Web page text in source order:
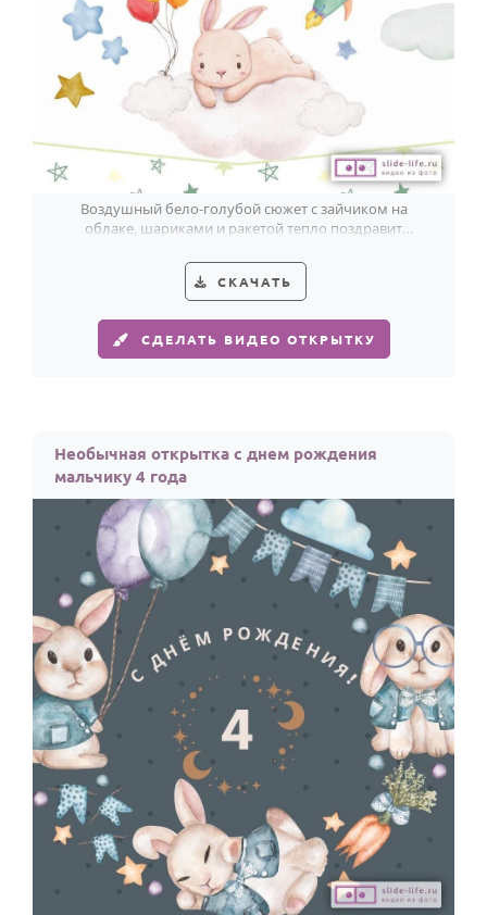
Воздушный бело-голубой сюжет с зайчиком на
облаке, шариками и ракетой тепло поздравит
СКАЧАТЬ
СДЕЛАТЬ ВИДЕО ОТКРЫТКУ
Необычная открытка с днем рождения
мальчику 4 года